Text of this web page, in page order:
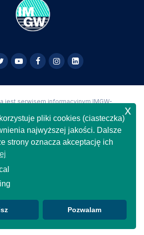
jest serwisem informacyjnym IMGW-
PIB Wszelkie prawa zastrzeżone
pliki cookies (ciasteczka)
najwyższej jakości. Dalsze
strony oznacza akceptację ich
Pozwalam
x